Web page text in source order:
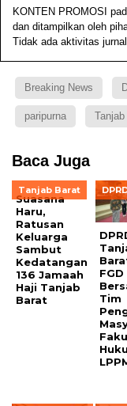
KONTEN PROMOSI
dan ditampilkan oleh
Tidak ada aktivitas
Breaking News
paripurna
Baca Juga
Tanjab Barat
Suasana
Haru,
Ratusan
Keluarga
Sambut
Kedatangan
136 Jamaah
Haji Tanjab
Barat
FGD
Tim